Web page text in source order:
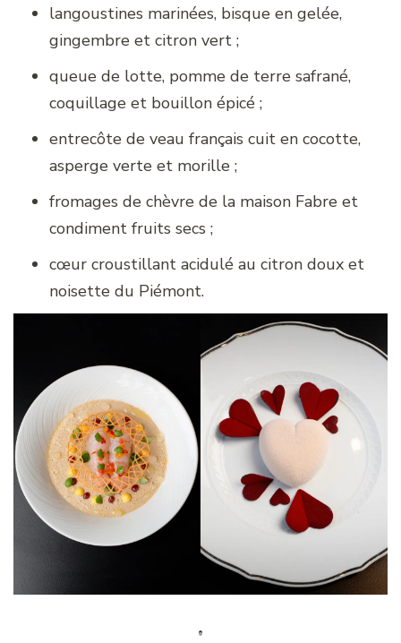
langoustines marinées, bisque en gelée,
gingembre et citron vert ;
queue de lotte, pomme de terre safrané,
coquillage et bouillon épicé ;
entrecôte de veau français cuit en cocotte,
asperge verte et morille ;
fromages de chèvre de la maison Fabre et
condiment fruits secs ;
cœur croustillant acidulé au citron doux et
noisette du Piémont.